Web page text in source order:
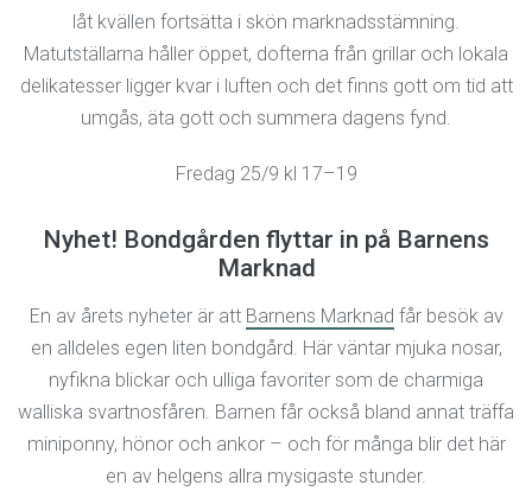
låt kvällen fortsätta i skön marknadsstämning.
Matutställarna håller öppet, dofterna från grillar och lokala
delikatesser ligger kvar i luften och det finns gott om tid att
umgås, äta gott och summera dagens fynd.
Fredag 25/9 kl 17–19
Nyhet! Bondgården flyttar in på Barnens
Marknad
En av årets nyheter är att Barnens Marknad får besök av
en alldeles egen liten bondgård. Här väntar mjuka nosar,
nyfikna blickar och ulliga favoriter som de charmiga
walliska svartnosfåren. Barnen får också bland annat träffa
miniponny, hönor och ankor – och för många blir det här
en av helgens allra mysigaste stunder.